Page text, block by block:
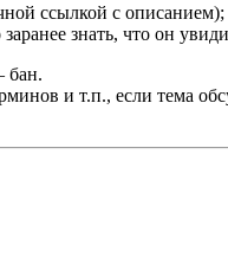
ссылкой с описанием);
знать, что он
бан.
и т.п., если тема